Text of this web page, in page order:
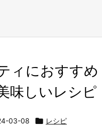
ィにおすす
味しいレシピ
03-08  レシピ